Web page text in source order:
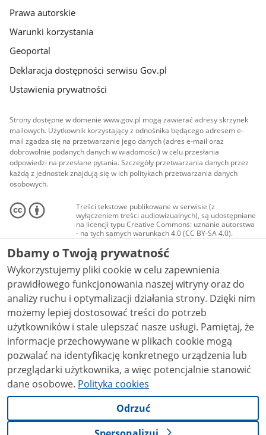
Prawa autorskie
Warunki korzystania
Geoportal
Deklaracja dostępności serwisu Gov.pl
Ustawienia prywatności
Strony dostępne w domenie www.gov.pl mogą zawierać adresy skrzynek
mailowych. Użytkownik korzystający z odnośnika będącego adresem e-
mail zgadza się na przetwarzanie jego danych (adres e-mail oraz
dobrowolnie podanych danych w wiadomości) w celu przesłania
odpowiedzi na przesłane pytania. Szczegóły przetwarzania danych przez
każdą z jednostek znajdują się w ich politykach przetwarzania danych
osobowych.
Treści tekstowe publikowane w serwisie (z
wyłączeniem treści audiowizualnych), są udostępniane
na licencji typu Creative Commons: uznanie autorstwa
- na tych samych warunkach 4.0 (CC BY-SA 4.0).
Materiały audiowizualne, w tym zdjęcia, materiały
audio i wideo, są udostępniane na licencji typu
Creative Commons: uznanie autorstwa użycie
niekomercyjne - bez utworów zależnych 4.0 (CC BY-
NC-ND 4.0), o ile nie jest to stwierdzone inaczej.
Dbamy o Twoją prywatność
Wykorzystujemy pliki cookie w celu zapewnienia
prawidłowego funkcjonowania naszej witryny oraz do
analizy ruchu i optymalizacji działania strony. Dzięki nim
możemy lepiej dostosować treści do potrzeb
użytkowników i stale ulepszać nasze usługi. Pamiętaj, że
informacje przechowywane w plikach cookie mogą
pozwalać na identyfikację konkretnego urządzenia lub
przeglądarki użytkownika, a więc potencjalnie stanowić
dane osobowe. Polityka cookies
Odrzuć